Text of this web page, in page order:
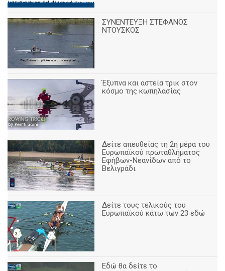
ΣΥΝΕΝΤΕΥΞΗ ΣΤΕΦΑΝΟΣ
ΝΤΟΥΣΚΟΣ
Έξυπνα και αστεία τρικ στον
κόσμο της κωπηλασίας
Δείτε απευθείας τη 2η μέρα του
Ευρωπαϊκού πρωταθλήματος
Εφήβων-Νεανίδων από το
Βελιγράδι
Δείτε τους τελικούς του
Ευρωπαϊκού κάτω των 23 εδώ
Εδώ θα δείτε το